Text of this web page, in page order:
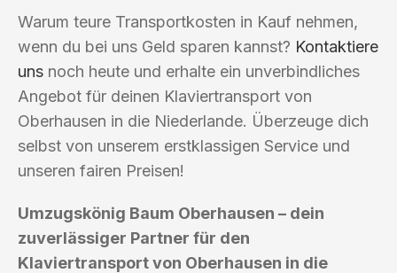
Warum teure Transportkosten in Kauf nehmen,
wenn du bei uns Geld sparen kannst? Kontaktiere
uns noch heute und erhalte ein unverbindliches
Angebot für deinen Klaviertransport von
Oberhausen in die Niederlande. Überzeuge dich
selbst von unserem erstklassigen Service und
unseren fairen Preisen!
Umzugskönig Baum Oberhausen – dein
zuverlässiger Partner für den
Klaviertransport von Oberhausen in die